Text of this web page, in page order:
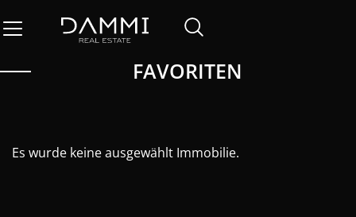
FAVORITEN
Es wurde keine ausgewählt Immobilie.